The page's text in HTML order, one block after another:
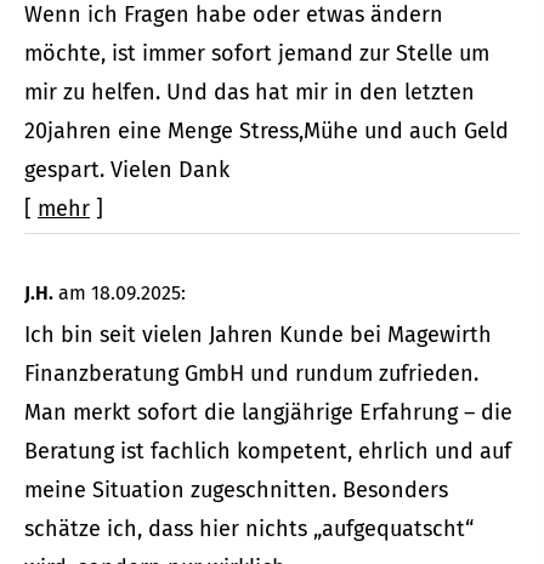
Wenn ich Fragen habe oder etwas ändern
möchte, ist immer sofort jemand zur Stelle um
mir zu helfen. Und das hat mir in den letzten
20jahren eine Menge Stress,Mühe und auch Geld
gespart. Vielen Dank
[ mehr ]
J.H. am 18.09.2025:
Ich bin seit vielen Jahren Kunde bei Magewirth
Finanzberatung GmbH und rundum zufrieden.
Man merkt sofort die langjährige Erfahrung – die
Beratung ist fachlich kompetent, ehrlich und auf
meine Situation zugeschnitten. Besonders
schätze ich, dass hier nichts „aufgequatscht“